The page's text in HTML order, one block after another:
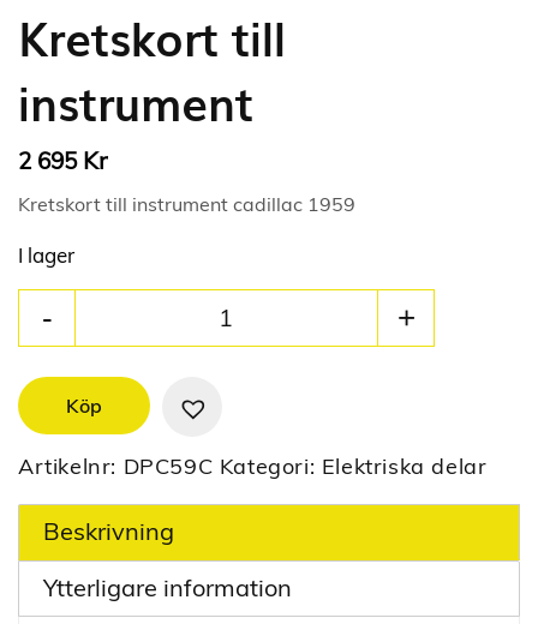
Kretskort till
instrument
2 695 Kr
Kretskort till instrument cadillac 1959
I lager
Köp
Artikelnr: DPC59C Kategori: Elektriska delar
Beskrivning
Ytterligare information